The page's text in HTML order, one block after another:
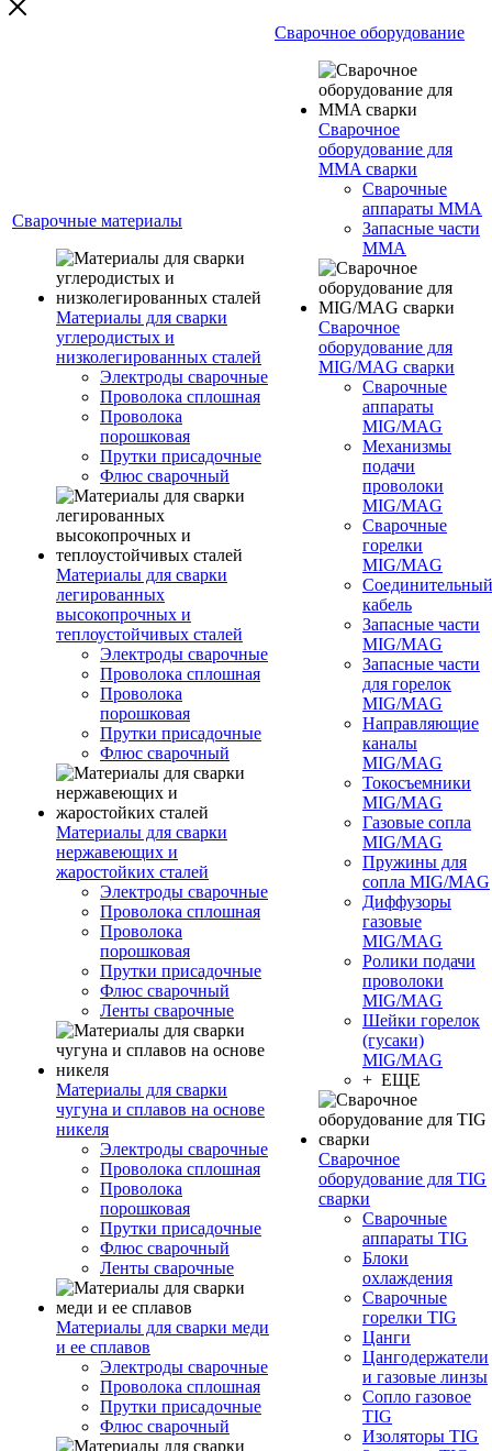
Сварочные материалы
Материалы для сварки
углеродистых и
низколегированных сталей
Электроды сварочные
Проволока сплошная
Проволока
порошковая
Прутки присадочные
Флюс сварочный
Материалы для сварки
легированных
высокопрочных и
теплоустойчивых сталей
Электроды сварочные
Проволока сплошная
Проволока
порошковая
Прутки присадочные
Флюс сварочный
Материалы для сварки
нержавеющих и
жаростойких сталей
Электроды сварочные
Проволока сплошная
Проволока
порошковая
Прутки присадочные
Флюс сварочный
Ленты сварочные
Материалы для сварки
чугуна и сплавов на основе
никеля
Электроды сварочные
Проволока сплошная
Проволока
порошковая
Прутки присадочные
Флюс сварочный
Ленты сварочные
Материалы для сварки меди
и ее сплавов
Электроды сварочные
Проволока сплошная
Прутки присадочные
Флюс сварочный
Сварочное оборудование
Сварочное
оборудование для
MMA сварки
Сварочные
аппараты MMA
Запасные части
MMA
Сварочное
оборудование для
MIG/MAG сварки
Сварочные
аппараты
MIG/MAG
Механизмы
подачи
проволоки
MIG/MAG
Сварочные
горелки
MIG/MAG
Соединительный
кабель
Запасные части
MIG/MAG
Запасные части
для горелок
MIG/MAG
Направляющие
каналы
MIG/MAG
Токосъемники
MIG/MAG
Газовые сопла
MIG/MAG
Пружины для
сопла MIG/MAG
Диффузоры
газовые
MIG/MAG
Ролики подачи
проволоки
MIG/MAG
Шейки горелок
(гусаки)
MIG/MAG
+ ЕЩЕ
Сварочное
оборудование для TIG
сварки
Сварочные
аппараты TIG
Блоки
охлаждения
Сварочные
горелки TIG
Цанги
Цангодержатели
и газовые линзы
Сопло газовое
TIG
Изоляторы TIG